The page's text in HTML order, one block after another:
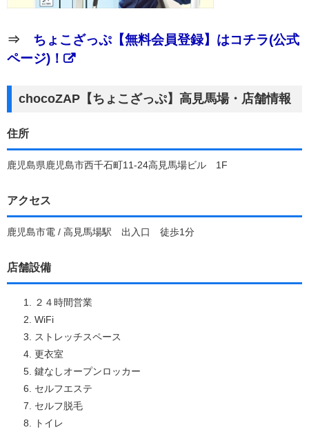
⇒ ちょこざっぷ【無料会員登録】はコチラ(公式
ページ)！
chocoZAP【ちょこざっぷ】高見馬場・店舗情報
住所
鹿児島県鹿児島市西千石町11-24高見馬場ビル 1F
アクセス
鹿児島市電 / 高見馬場駅 出入口 徒歩1分
店舗設備
２４時間営業
WiFi
ストレッチスペース
更衣室
鍵なしオープンロッカー
セルフエステ
セルフ脱毛
トイレ